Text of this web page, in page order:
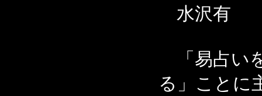
水沢有
「易占い
る」ことに